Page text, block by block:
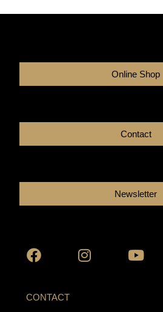
Online Shop
Contact
Newsletter
CONTACT